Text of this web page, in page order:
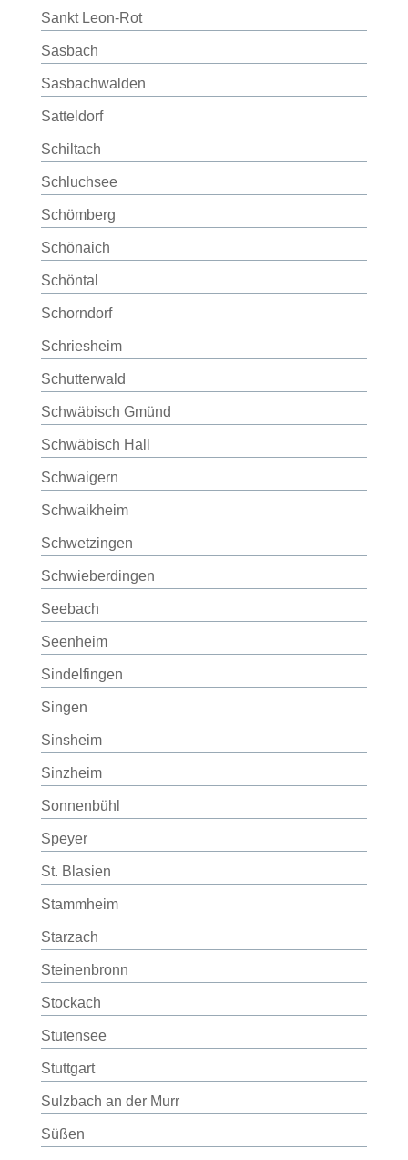
Sankt Leon-Rot
Sasbach
Sasbachwalden
Satteldorf
Schiltach
Schluchsee
Schömberg
Schönaich
Schöntal
Schorndorf
Schriesheim
Schutterwald
Schwäbisch Gmünd
Schwäbisch Hall
Schwaigern
Schwaikheim
Schwetzingen
Schwieberdingen
Seebach
Seenheim
Sindelfingen
Singen
Sinsheim
Sinzheim
Sonnenbühl
Speyer
St. Blasien
Stammheim
Starzach
Steinenbronn
Stockach
Stutensee
Stuttgart
Sulzbach an der Murr
Süßen